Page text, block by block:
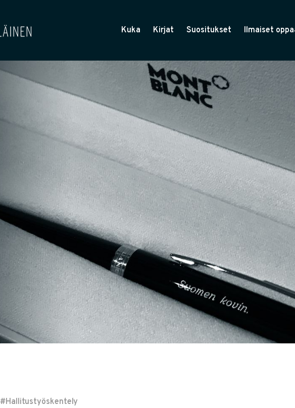
Kuka Kirjat Suositukset Ilmaiset
#Hallitustyöskentely